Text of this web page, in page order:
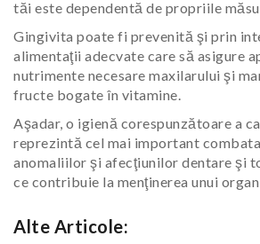
tăi este dependentă de propriile
Gingivita poate fi prevenită şi prin
alimentaţii adecvate care să asigure
nutrimente necesare maxilarului şi
fructe bogate în vitamine.
Aşadar, o igienă corespunzătoare a
reprezintă cel mai important
anomaliilor şi afecţiunilor dentare şi
ce contribuie la menţinerea unui
Alte Articole: